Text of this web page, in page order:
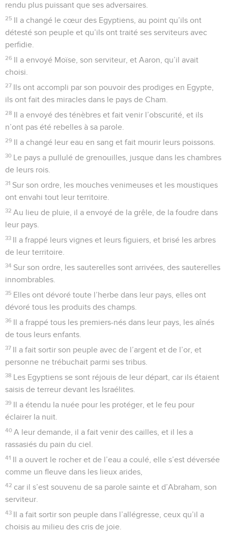
rendu plus puissant que ses adversaires.
25 Il a changé le cœur des Egyptiens, au point qu’ils ont
détesté son peuple et qu’ils ont traité ses serviteurs avec
perfidie.
26 Il a envoyé Moïse, son serviteur, et Aaron, qu’il avait
choisi.
27 Ils ont accompli par son pouvoir des prodiges en Egypte,
ils ont fait des miracles dans le pays de Cham.
28 Il a envoyé des ténèbres et fait venir l’obscurité, et ils
n’ont pas été rebelles à sa parole.
29 Il a changé leur eau en sang et fait mourir leurs poissons.
30 Le pays a pullulé de grenouilles, jusque dans les chambres
de leurs rois.
31 Sur son ordre, les mouches venimeuses et les moustiques
ont envahi tout leur territoire.
32 Au lieu de pluie, il a envoyé de la grêle, de la foudre dans
leur pays.
33 Il a frappé leurs vignes et leurs figuiers, et brisé les arbres
de leur territoire.
34 Sur son ordre, les sauterelles sont arrivées, des sauterelles
innombrables.
35 Elles ont dévoré toute l’herbe dans leur pays, elles ont
dévoré tous les produits des champs.
36 Il a frappé tous les premiers-nés dans leur pays, les aînés
de tous leurs enfants.
37 Il a fait sortir son peuple avec de l’argent et de l’or, et
personne ne trébuchait parmi ses tribus.
38 Les Egyptiens se sont réjouis de leur départ, car ils étaient
saisis de terreur devant les Israélites.
39 Il a étendu la nuée pour les protéger, et le feu pour
éclairer la nuit.
40 A leur demande, il a fait venir des cailles, et il les a
rassasiés du pain du ciel.
41 Il a ouvert le rocher et de l’eau a coulé, elle s’est déversée
comme un fleuve dans les lieux arides,
42 car il s’est souvenu de sa parole sainte et d’Abraham, son
serviteur.
43 Il a fait sortir son peuple dans l’allégresse, ceux qu’il a
choisis au milieu des cris de joie.